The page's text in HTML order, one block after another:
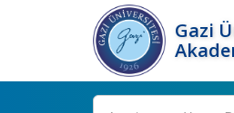
Gazi
Ara